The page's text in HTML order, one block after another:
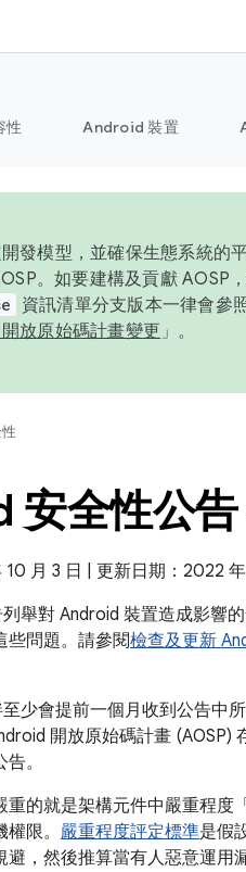
性 Android 裝置
發模型，並確保生態系統的
。如要建構及貢獻 AOSP
資訊清單分支版本一律會參
放原始碼計畫變更 」。
全性公告
月 3 日 | 更新日期：2022
舉對 Android 裝置造成影響
些問題。請參閱檢查及更新
少會提前一個月收到公告中
開放原始碼計畫 (AOSP)
。
重的就是架構元件中嚴重程
限。 嚴重程度評定標準是假
避，然後推算當有人惡意運